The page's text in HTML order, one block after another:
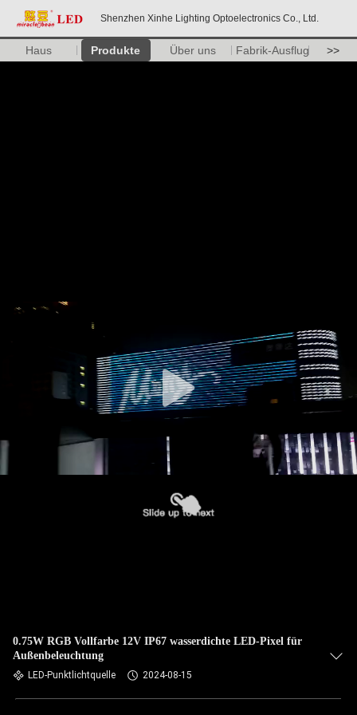
Shenzhen Xinhe Lighting Optoelectronics Co., Ltd.
Haus Produkte Über uns Fabrik-Ausflug >>
0.75W RGB Vollfarbe 12V IP67 wasserdichte LED-Pixel für
Außenbeleuchtung
LED-Punktlichtquelle 2024-08-15